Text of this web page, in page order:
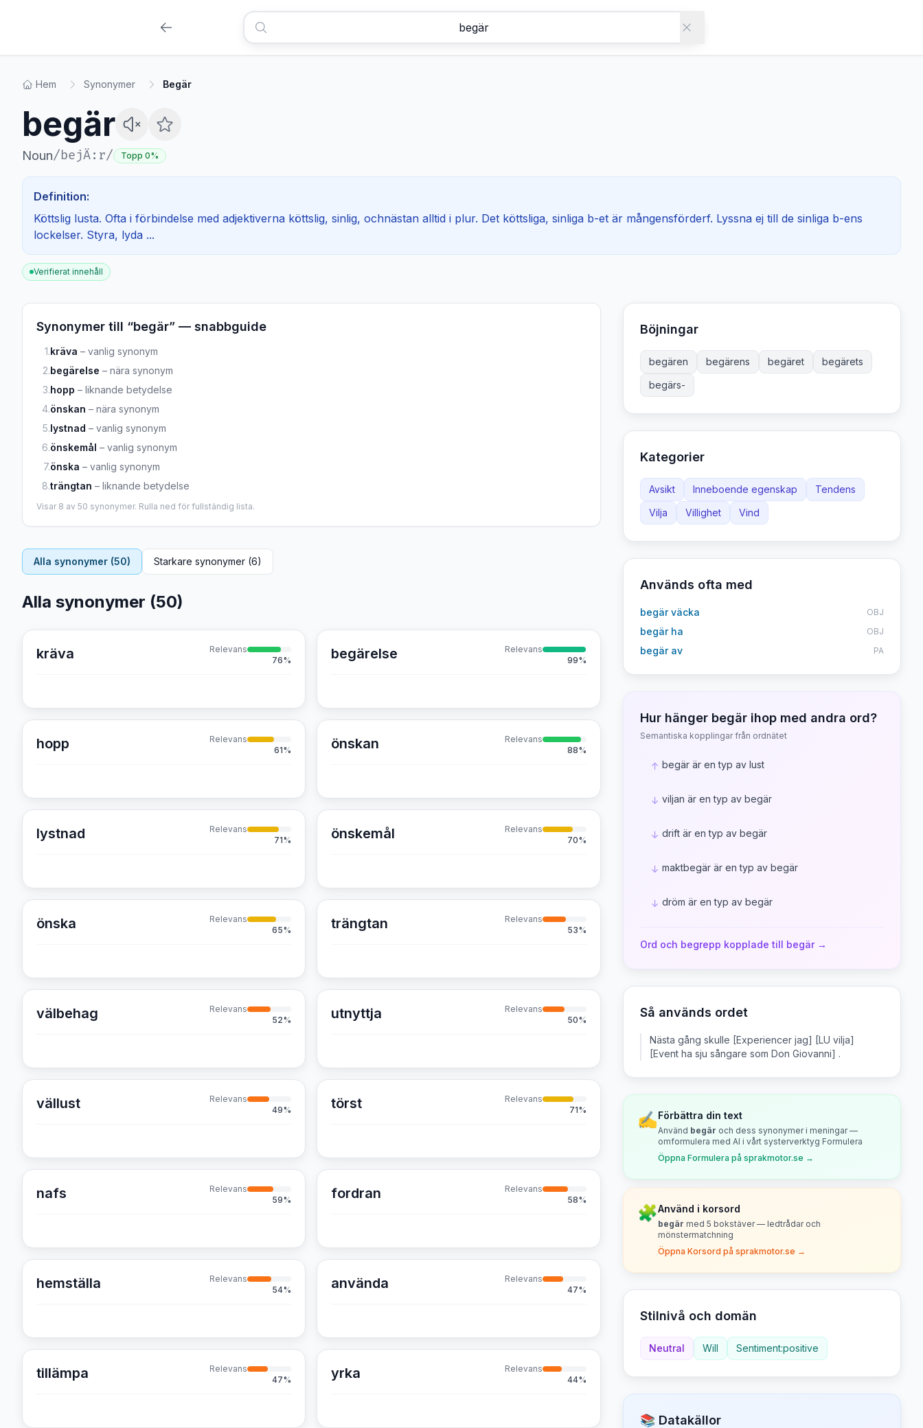
Hem Synonymer Begär
begär
Noun/bejÄ:r/ Topp 0%
Definition:
Köttslig lusta. Ofta i förbindelse med adjektiverna köttslig, sinlig, ochnästan alltid i plur. Det köttsliga, sinliga b-et är mångensförderf. Lyssna ej till de sinliga b-ens
lockelser. Styra, lyda ...
Verifierat innehåll
Synonymer till “begär” — snabbguide
1.kräva – vanlig synonym
2.begärelse – nära synonym
3.hopp – liknande betydelse
4.önskan – nära synonym
5.lystnad – vanlig synonym
6.önskemål – vanlig synonym
7.önska – vanlig synonym
8.trängtan – liknande betydelse
Visar 8 av 50 synonymer. Rulla ned för fullständig lista.
Alla synonymer (50) Starkare synonymer (6)
Alla synonymer (50)
kräva
Relevans
76% begärelse
Relevans
99%
hopp
Relevans
61% önskan
Relevans
88%
lystnad
Relevans
71% önskemål
Relevans
70%
önska
Relevans
65% trängtan
Relevans
53%
välbehag
Relevans
52% utnyttja
Relevans
50%
vällust
Relevans
49% törst
Relevans
71%
nafs
Relevans
59% fordran
Relevans
58%
hemställa
Relevans
54% använda
Relevans
47%
tillämpa
Relevans
47% yrka
Relevans
44%
Böjningar
begären begärens begäret
begärets
begärs-
Kategorier
Avsikt Inneboende egenskap
Tendens
Vilja
Villighet Vind
Används ofta med
begär väcka OBJ
begär ha OBJ
begär av PA
Hur hänger begärihop med andra ord?
Semantiska kopplingar från ordnätet
↑ begär är en typ av lust
↓ viljan är en typ av begär
↓ drift är en typ av begär
↓ maktbegär är en typ av begär
↓ dröm är en typ av begär
Ord och begrepp kopplade till begär→
Så används ordet
Nästa gång skulle [Experiencer jag] [LU vilja]
[Event ha sju sångare som Don Giovanni] .
✍️Förbättra din text
Använd begär och dess synonymer i meningar —
omformulera med AI i vårt systerverktyg Formulera
Öppna Formulera på sprakmotor.se →
🧩Använd i korsord
begär med 5 bokstäver — ledtrådar och
mönstermatchning
Öppna Korsord på sprakmotor.se →
Stilnivå och domän
Neutral Will Sentiment:positive
📚 Datakällor